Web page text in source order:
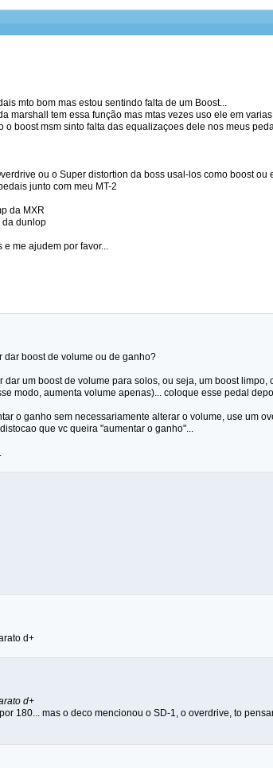
mto bom mas estou sentindo falta de um Boost...
marshall tem essa função mas mtas vezes uso ele em
o boost msm sinto falta das equalizaçoes dele nos meus
ou o Super distortion da boss usal-los como boost
junto com meu MT-2
da MXR
da dunlop
e me ajudem por favor...
dar boost de volume ou de ganho?
dar um boost de volume para solos, ou seja, um boost
modo, aumenta volume apenas)... coloque esse pedal
o ganho sem necessariamente alterar o volume, use um
que vc queira "aumentar o ganho"...
d+
d+
180... mas o deco mencionou o SD-1, o overdrive, to